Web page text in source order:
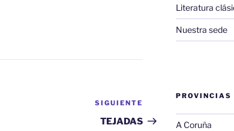
entrada
SIGUIENTE
TEJADAS
Literatura
Nuestra sede
PROVINCIAS
A Coruña